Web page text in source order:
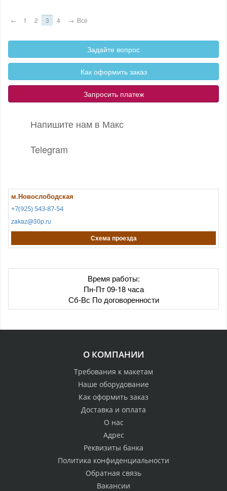
← 1 2 3 4 → Все
Задайте вопрос
Как оформить заказ
Запросить платеж
Напишите нам в Макс
Telegram
м.Новослободская
+7(925) 543-87-54
zakaz@30p.ru
Схема проезда
Время работы:
Пн-Пт 09-18 часа
Сб-Вс По договоренности
О КОМПАНИИ
Требования к макетам
Наше оборудование
Как оформить заказ
Доставка и оплата
О нас
Адрес
Реквизиты банка
Политика конфиденциальности
Обратная связь
Вакансии